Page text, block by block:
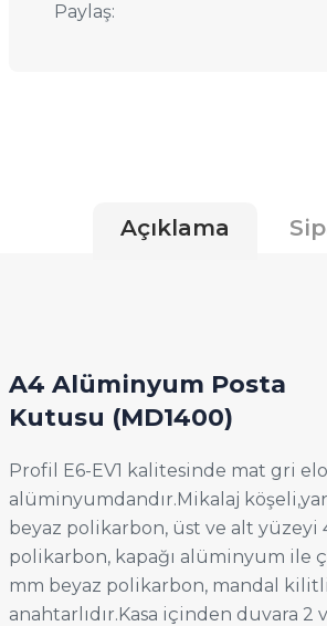
Paylaş:
Açıklama
A4 Alüminyum Posta
Kutusu (MD1400)
Profil E6-EV1 kalitesinde mat gri
alüminyumdandır.Mikalaj
beyaz polikarbon, üst ve alt yüzeyi
polikarbon, kapağı alüminyum ile
mm beyaz polikarbon, mandal
anahtarlıdır.Kasa içinden duvara 2